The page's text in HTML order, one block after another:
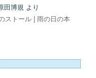
田博規 より
ストール | 雨の日の本